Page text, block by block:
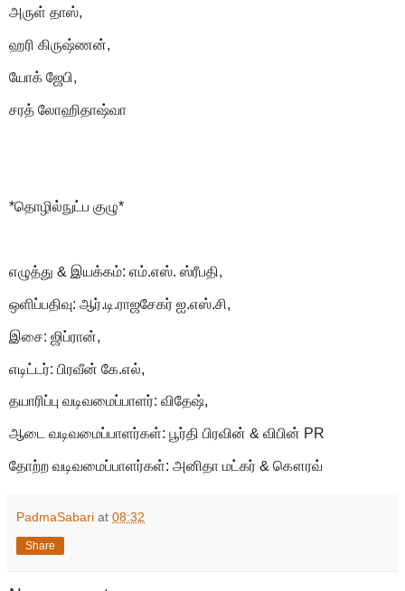
அருள் தாஸ்,
ஹரி கிருஷ்ணன்,
யோக் ஜேபி,
சரத் ​​லோஹிதாஷ்வா
*தொழில்நுட்ப குழு*
எழுத்து & இயக்கம்: எம்.எஸ். ஸ்ரீபதி,
ஒளிப்பதிவு: ஆர்.டி.ராஜசேகர் ஐ.எஸ்.சி,
இசை: ஜிப்ரான்,
எடிட்டர்: பிரவீன் கே.எல்,
தயாரிப்பு வடிவமைப்பாளர்: விதேஷ்,
ஆடை வடிவமைப்பாளர்கள்: பூர்தி பிரவின் & விபின் PR
தோற்ற வடிவமைப்பாளர்கள்: அனிதா மட்கர் & கௌரவ்
PadmaSabari at 08:32
Share